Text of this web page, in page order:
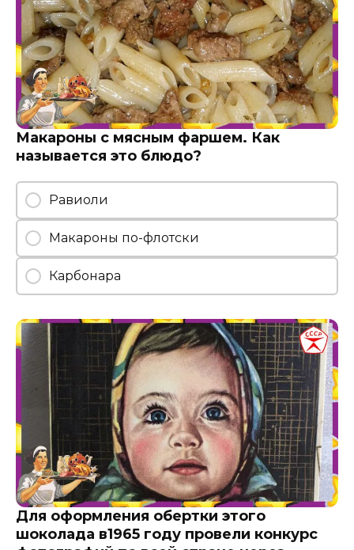
Макароны с мясным фаршем. Как
называется это блюдо?
Равиоли
Макароны по-флотски
Карбонара
Для оформления обертки этого
шоколада в1965 году провели конкурс